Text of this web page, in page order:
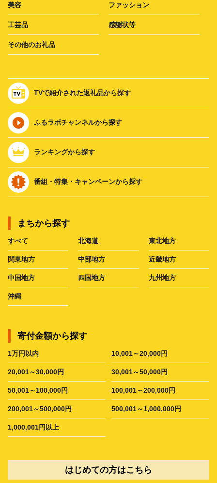
美容 ファッション
工芸品 感謝状等
その他のお礼品
TVで紹介された返礼品から探す
ふるラボチャンネルから探す
ランキングから探す
番組・特集・キャンペーンから探す
まちから探す
すべて 北海道 東北地方
関東地方 中部地方 近畿地方
中国地方 四国地方 九州地方
沖縄
寄付金額から探す
1万円以内 10,001～20,000円
20,001～30,000円 30,001～50,000円
50,001～100,000円 100,001～200,000円
200,001～500,000円 500,001～1,000,000円
1,000,001円以上
はじめての方はこちら